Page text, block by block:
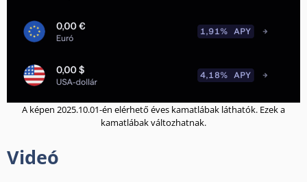
A képen 2025.10.01-én elérhető éves kamatlábak láthatók. Ezek a
kamatlábak változhatnak.
Videó